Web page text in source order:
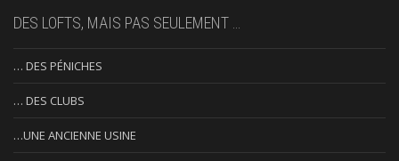
DES LOFTS, MAIS PAS SEULEMENT …
… DES PÉNICHES
… DES CLUBS
…UNE ANCIENNE USINE